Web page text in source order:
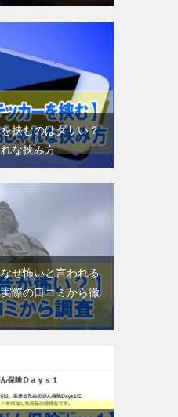
挟むのはダサい？
な挟み方
ぜ怖いと言われる
際の口コミから徹